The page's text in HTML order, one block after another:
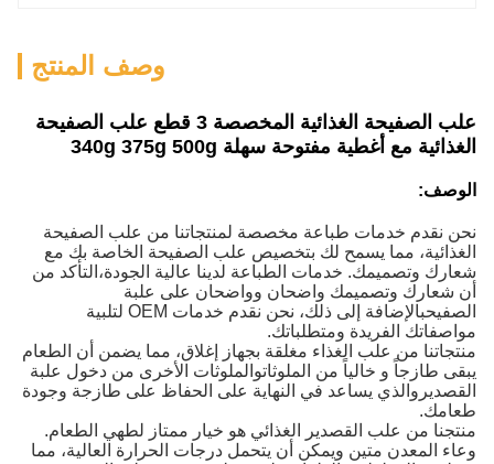
وصف المنتج
علب الصفيحة الغذائية المخصصة 3 قطع علب الصفيحة
الغذائية مع أغطية مفتوحة سهلة 340g 375g 500g
الوصف:
نحن نقدم خدمات طباعة مخصصة لمنتجاتنا من علب الصفيحة
الغذائية، مما يسمح لك بتخصيص علب الصفيحة الخاصة بك مع
شعارك وتصميمك. خدمات الطباعة لدينا عالية الجودة،التأكد من
أن شعارك وتصميمك واضحان وواضحان على علبة
الصفيحبالإضافة إلى ذلك، نحن نقدم خدمات OEM لتلبية
مواصفاتك الفريدة ومتطلباتك.
منتجاتنا من علب الغذاء مغلقة بجهاز إغلاق، مما يضمن أن الطعام
يبقى طازجاً و خالياً من الملوثاتوالملوثات الأخرى من دخول علبة
القصديروالذي يساعد في النهاية على الحفاظ على طازجة وجودة
طعامك.
منتجنا من علب القصدير الغذائي هو خيار ممتاز لطهي الطعام.
وعاء المعدن متين ويمكن أن يتحمل درجات الحرارة العالية، مما